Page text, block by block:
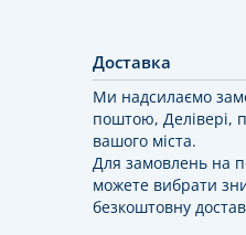
Доставка
Ми надсилаємо
поштою, Делівері,
вашого міста.
Для замовлень на
можете вибрати
безкоштовну